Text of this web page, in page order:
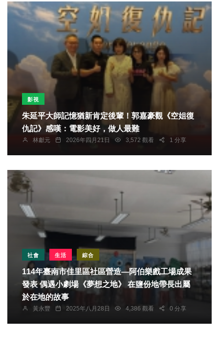
影視
朱延平大師記憶猶新肯定後輩！郭嘉豪觀《空姐復
仇記》感嘆：電影美好，做人最難
林獻元 2026年四月21日 3,572 觀看 1 分享
社會 生活 綜合
114年臺南市佳里區社區營造—阿伯樂戲工場成果
發表 偶遇小劇場《夢想之地》 在鹽份地帶長出屬
於在地的故事
黃永豐 2025年八月28日 4,386 觀看 0 分享